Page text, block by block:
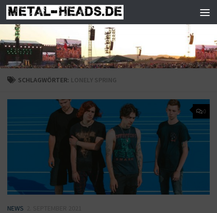
Zum Inhalt springen
SCHLAGWÖRTER: LONELY SPRING
0
NEWS